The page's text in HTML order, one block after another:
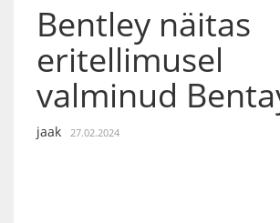
Bentley näitas
eritellimusel
valminud
jaak 27.02.2024